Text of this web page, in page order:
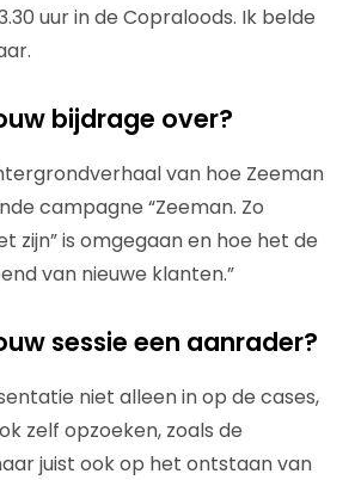
uur in de Copraloods. Ik belde
bijdrage over?
van hoe Zeeman
campagne “Zeeman. Zo
zijn” is omgegaan en hoe het de
van nieuwe klanten.”
sessie een aanrader?
niet alleen in op de cases,
zelf opzoeken, zoals de
juist ook op het ontstaan van